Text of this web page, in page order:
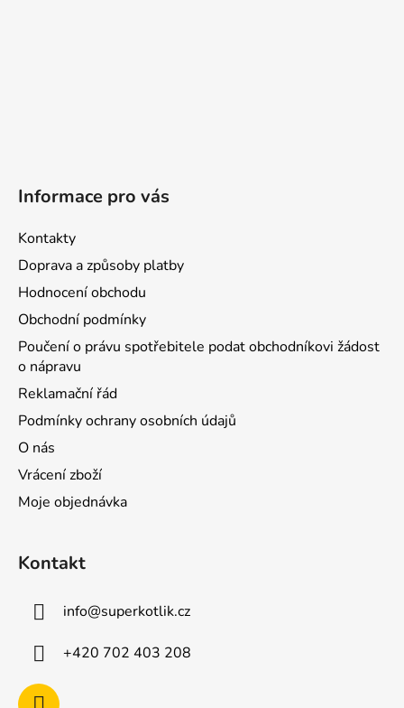
Informace pro vás
Kontakty
Doprava a způsoby platby
Hodnocení obchodu
Obchodní podmínky
Poučení o právu spotřebitele podat obchodníkovi žádost
o nápravu
Reklamační řád
Podmínky ochrany osobních údajů
O nás
Vrácení zboží
Moje objednávka
Kontakt
info@superkotlik.cz
+420 702 403 208